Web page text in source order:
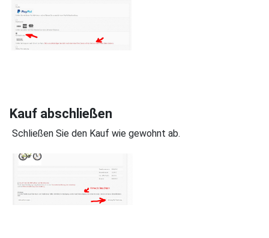
Kauf abschließen
Schließen Sie den Kauf wie gewohnt ab.